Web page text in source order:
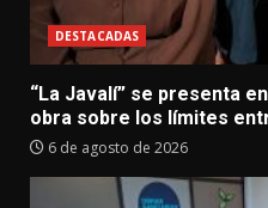
DESTACADAS
“La Javalí” se presenta
obra sobre los límites
6 de agosto de 2026